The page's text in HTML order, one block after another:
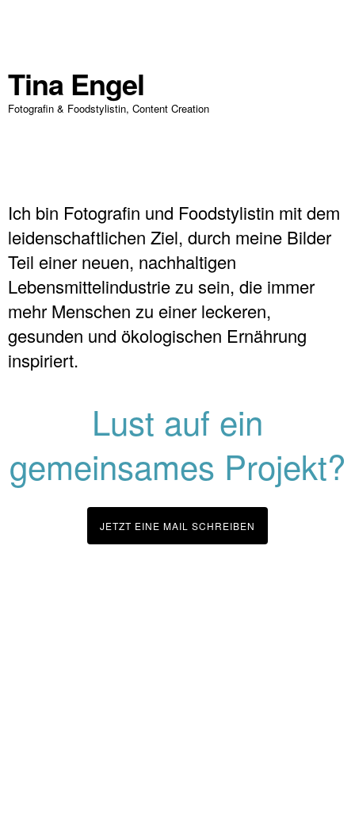
Tina Engel
Fotografin & Foodstylistin, Content Creation
Ich bin Fotografin und Foodstylistin mit dem
leidenschaftlichen Ziel, durch meine Bilder
Teil einer neuen, nachhaltigen
Lebensmittelindustrie zu sein, die immer
mehr Menschen zu einer leckeren,
gesunden und ökologischen Ernährung
inspiriert.
Lust auf ein
gemeinsames Projekt?
JETZT EINE MAIL SCHREIBEN